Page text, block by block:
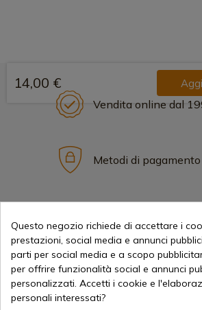
14,00 €
Vendita online dal
Metodi di pagamento
Questo negozio richiede di accettare i
prestazioni, social media e annunci
parti per social media e a scopo
per offrire funzionalità social e annunci
personalizzati. Accetti i cookie e
personali interessati?